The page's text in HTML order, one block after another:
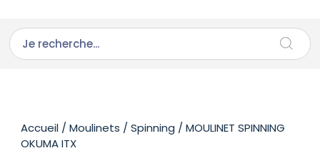
Accueil /Moulinets /Spinning / MOULINET SPINNING
OKUMA ITX